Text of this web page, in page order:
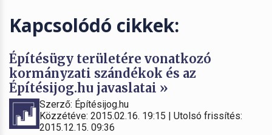
Kapcsolódó cikkek:
Építésügy területére vonatkozó
kormányzati szándékok és az
Építésijog.hu javaslatai »
Szerző: Építésijog.hu
Közzétéve: 2015.02.16. 19:15 | Utolsó frissítés:
2015.12.15. 09:36